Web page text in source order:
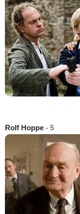
Rolf Hoppe - 5